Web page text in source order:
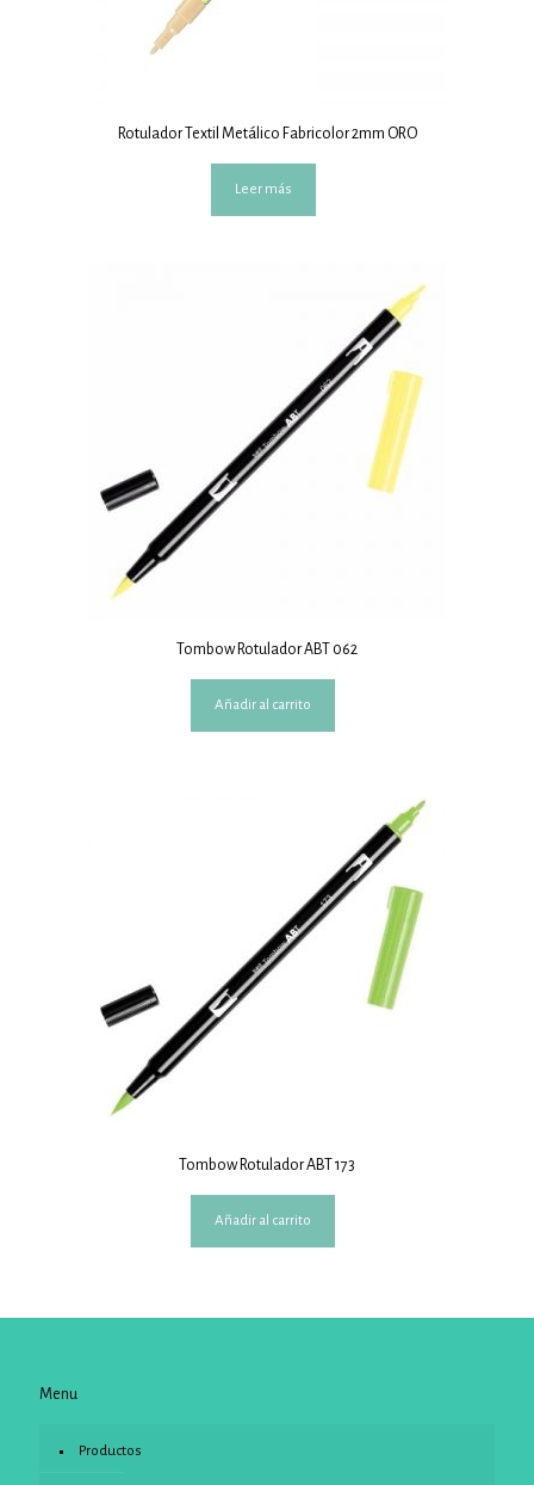
Rotulador Textil Metálico Fabricolor 2mm ORO
Leer más
Tombow Rotulador ABT 062
Añadir al carrito
Tombow Rotulador ABT 173
Añadir al carrito
Menu
Productos